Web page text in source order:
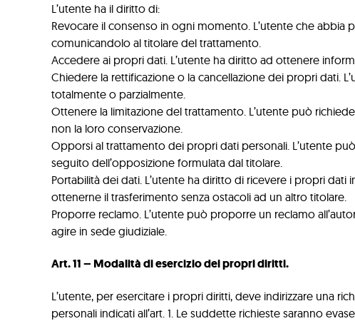
L’utente ha il diritto di:
Revocare il consenso in ogni momento. L’utente che
comunicandolo al titolare del trattamento.
Accedere ai propri dati. L’utente ha diritto ad ottenere
Chiedere la rettificazione o la cancellazione dei propri dati.
totalmente o parzialmente.
Ottenere la limitazione del trattamento. L’utente può
non la loro conservazione.
Opporsi al trattamento dei propri dati personali. L’utente
seguito dell’opposizione formulata dal titolare.
Portabilità dei dati. L’utente ha diritto di ricevere i propri
ottenerne il trasferimento senza ostacoli ad un altro titolare.
Proporre reclamo. L’utente può proporre un reclamo
agire in sede giudiziale.
Art. 11 – Modalità di esercizio dei propri diritti.
L’utente, per esercitare i propri diritti, deve indirizzare una
personali indicati all’art. 1. Le suddette richieste saranno